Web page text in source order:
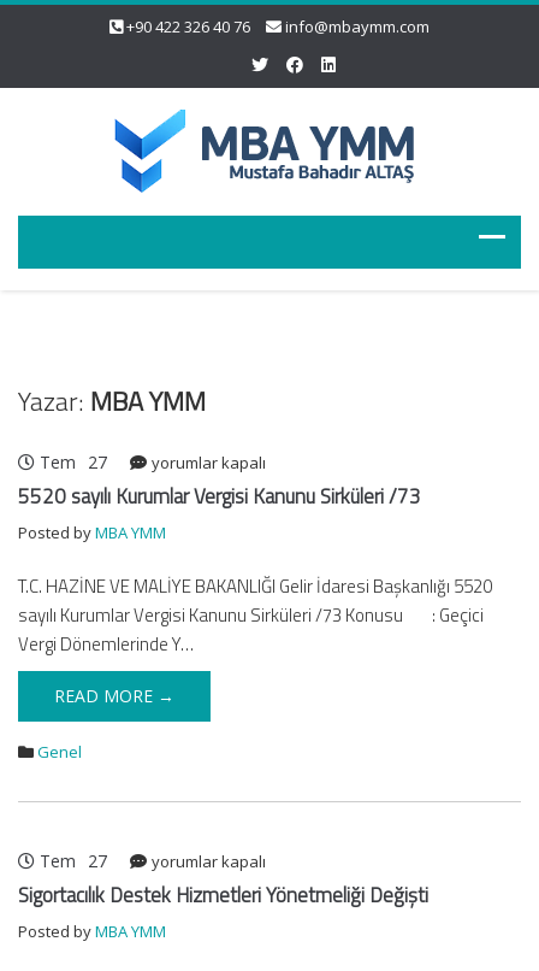
+90 422 326 40 76 info@mbaymm.com
Yazar: MBA YMM
Tem 27
5520
sayılı
Vergisi
Sirküleri
/73
için
yorumlar kapalı
5520 sayılı Kurumlar Vergisi Kanunu Sirküleri /73
Posted byMBA YMM
T.C. HAZİNE VE MALİYE BAKANLIĞI Gelir İdaresi Başkanlığı 5520
sayılı Kurumlar Vergisi Kanunu Sirküleri /73 Konusu : Geçici
Vergi Dönemlerinde Y…
READ MORE →
Genel
Tem 27
Sigortacılık
Destek
Yönetmeliği
yorumlar kapalı
Sigortacılık Destek Hizmetleri Yönetmeliği Değişti
Posted byMBA YMM